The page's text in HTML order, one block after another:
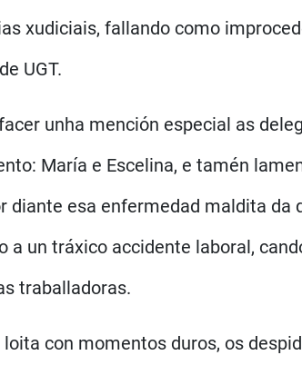
xudiciais, fallando como
UGT.
unha mención especial as
María e Escelina, e tamén
diante esa enfermedad maldita da
a un tráxico accidente laboral,
traballadoras.
loita con momentos duros, os